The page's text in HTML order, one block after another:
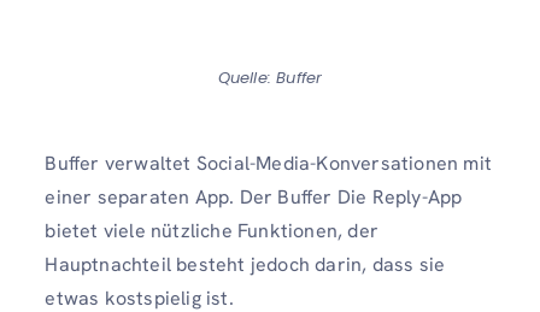
Quelle: Buffer
Buffer verwaltet Social-Media-Konversationen mit
einer separaten App. Der Buffer Die Reply-App
bietet viele nützliche Funktionen, der
Hauptnachteil besteht jedoch darin, dass sie
etwas kostspielig ist.